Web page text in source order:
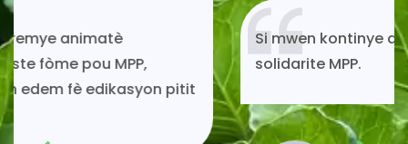
Si mwen kontinye ap viv toujou gras ak
solidarite MPP.